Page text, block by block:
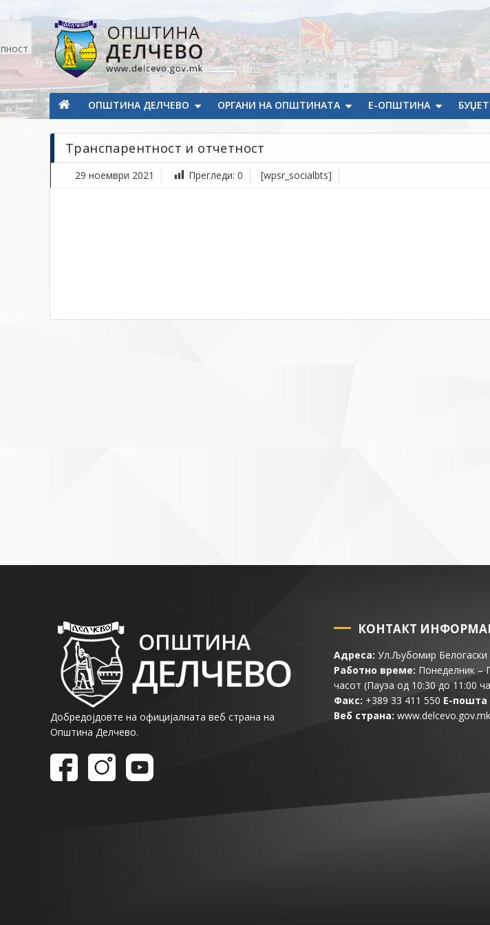
Општина Делчево
Општина Делчево
ОПШТИНА ДЕЛЧЕВО ОРГАНИ НА ОПШТИНАТА Е-ОПШТИНА БУЏЕТ
Транспарентност и отчетност
29 ноември 2021 Прегледи: 0 [wpsr_socialbts]
Добредојдовте на официјалната веб страна на
Општина Делчево.
КОНТАКТ
Адреса: Ул.Љубомир
Работно време: Понеделник –
часот (Пауза од 10:30 до 11:00
Факс: +389 33 411 550 Е-пошта
Веб страна: www.delcevo.gov.mk